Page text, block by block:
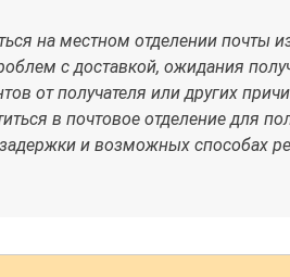
на местном отделении почты
с доставкой, ожидания
от получателя или других
в почтовое отделение для
и возможных способах